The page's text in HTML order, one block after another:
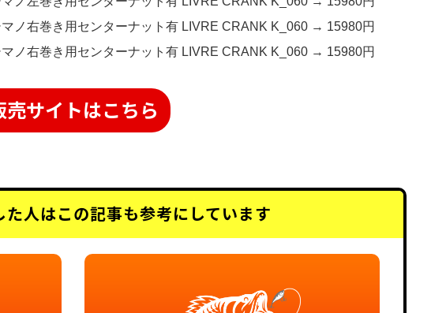
ノ右巻き用センターナット有 LIVRE CRANK K_060 → 15980円
ノ右巻き用センターナット有 LIVRE CRANK K_060 → 15980円
売サイトはこちら
た人はこの記事も参考にしています